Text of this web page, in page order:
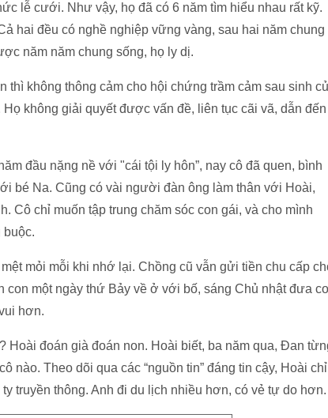
lễ cưới. Như vậy, họ đã có 6 năm tìm hiểu nhau rất kỹ.
hai đều có nghề nghiệp vững vàng, sau hai năm chung
năm năm chung sống, họ ly dị.
thì không thông cảm cho hội chứng trầm cảm sau sinh
không giải quyết được vấn đề, liên tục cãi vã, dẫn đến
đầu nặng nề với "cái tội ly hôn”, nay cô đã quen, bình
bé Na. Cũng có vài người đàn ông làm thân với Hoài,
Cô chỉ muốn tập trung chăm sóc con gái, và cho mình
buộc.
mỏi mỗi khi nhớ lại. Chồng cũ vẫn gửi tiền chu cấp
một ngày thứ Bảy về ở với bố, sáng Chủ nhật đưa
hơn.
Hoài đoán già đoán non. Hoài biết, ba năm qua, Đan
nào. Theo dõi qua các “nguồn tin” đáng tin cậy, Hoài chỉ
truyền thông. Anh đi du lịch nhiều hơn, có vẻ tự do hơn.